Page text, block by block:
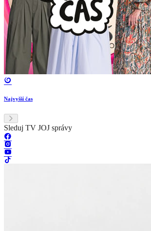
Najvyšší čas
Sleduj TV JOJ správy